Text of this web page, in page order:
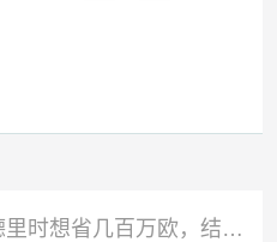
记者：皇马尝试签罗德里时想省几百万欧，结果被巴萨趁虚而入